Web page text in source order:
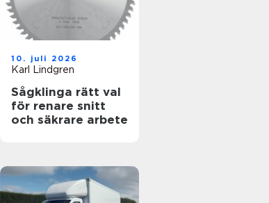
10. juli 2026
Karl Lindgren
Sågklinga rätt val
för renare snitt
och säkrare arbete